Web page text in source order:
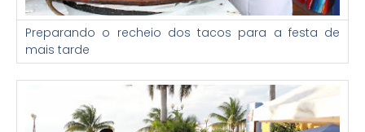
Preparando o recheio dos tacos para a festa de
mais tarde